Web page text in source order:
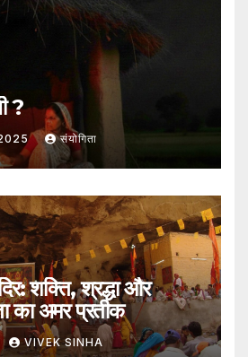
?
2025 संयोगिता
शक्ति, श्रद्धा और
का अमर प्रतीक
VIVEK SINHA